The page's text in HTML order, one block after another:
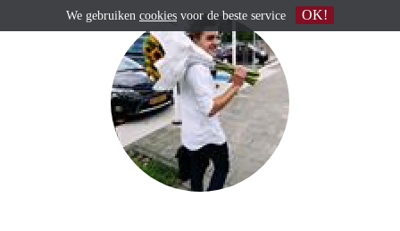
We gebruiken cookies voor de beste service OK!